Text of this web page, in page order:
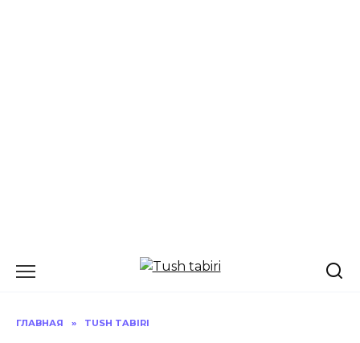
ГЛАВНАЯ » TUSH TABIRI